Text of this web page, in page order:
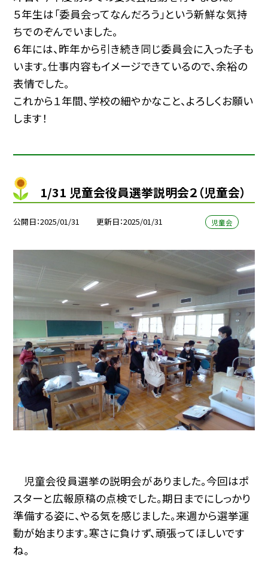
５年生は「委員会ってなんだろう」という新鮮な気持
ちでのぞんでいました。
６年には、昨年から引き続き同じ委員会に入った子も
います。仕事内容もイメージできているので、余裕の
表情でした。
これから１年間、学校の細やかなこと、よろしくお願い
します！
1/31 児童会役員選挙説明会２（児童会）
公開日 2025/01/31 更新日 2025/01/31 児童会
児童会役員選挙の説明会がありました。今回はポ
スターと広報原稿の点検でした。期日までにしっかり
準備する姿に、やる気を感じました。来週から選挙運
動が始まります。寒さに負けず、頑張ってほしいです
ね。